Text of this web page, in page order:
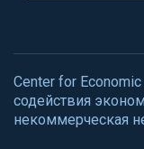
Center for
содействия
некоммерческая